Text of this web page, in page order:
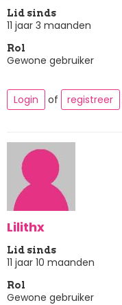
Lid sinds
11 jaar 3 maanden
Rol
Gewone gebruiker
Login of registreer
Lilithx
Lid sinds
11 jaar 10 maanden
Rol
Gewone gebruiker